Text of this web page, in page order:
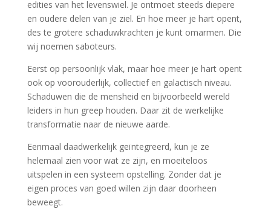
edities van het levenswiel. Je ontmoet steeds diepere
en oudere delen van je ziel. En hoe meer je hart opent,
des te grotere schaduwkrachten je kunt omarmen. Die
wij noemen saboteurs.
Eerst op persoonlijk vlak, maar hoe meer je hart opent
ook op voorouderlijk, collectief en galactisch niveau.
Schaduwen die de mensheid en bijvoorbeeld wereld
leiders in hun greep houden. Daar zit de werkelijke
transformatie naar de nieuwe aarde.
Eenmaal daadwerkelijk geïntegreerd, kun je ze
helemaal zien voor wat ze zijn, en moeiteloos
uitspelen in een systeem opstelling. Zonder dat je
eigen proces van goed willen zijn daar doorheen
beweegt.